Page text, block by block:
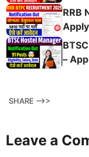
RRB
Date
–
SHARE -->>
Leave a